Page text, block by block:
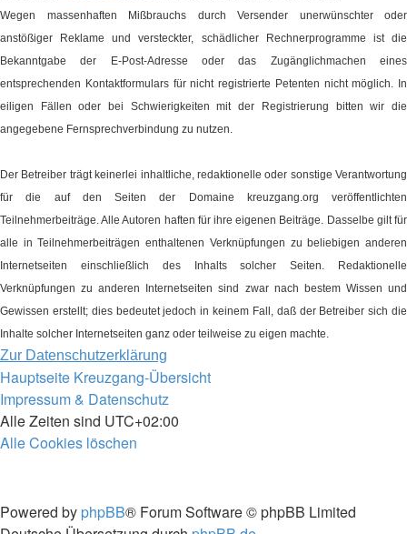
Wegen massenhaften Mißbrauchs durch Versender unerwünschter oder
anstößiger Reklame und versteckter, schädlicher Rechnerprogramme ist die
Bekanntgabe der E-Post-Adresse oder das Zugänglichmachen eines
entsprechenden Kontaktformulars für nicht registrierte Petenten nicht möglich. In
eiligen Fällen oder bei Schwierigkeiten mit der Registrierung bitten wir die
angegebene Fernsprechverbindung zu nutzen.
Der Betreiber trägt keinerlei inhaltliche, redaktionelle oder sonstige Verantwortung
für die auf den Seiten der Domaine kreuzgang.org veröffentlichten
Teilnehmerbeiträge. Alle Autoren haften für ihre eigenen Beiträge. Dasselbe gilt für
alle in Teilnehmerbeiträgen enthaltenen Verknüpfungen zu beliebigen anderen
Internetseiten einschließlich des Inhalts solcher Seiten. Redaktionelle
Verknüpfungen zu anderen Internetseiten sind zwar nach bestem Wissen und
Gewissen erstellt; dies bedeutet jedoch in keinem Fall, daß der Betreiber sich die
Inhalte solcher Internetseiten ganz oder teilweise zu eigen machte.
Zur Datenschutzerklärung
Hauptseite Kreuzgang-Übersicht
Impressum & Datenschutz
Alle Zeiten sind UTC+02:00
Alle Cookies löschen
Powered by phpBB® Forum Software © phpBB Limited